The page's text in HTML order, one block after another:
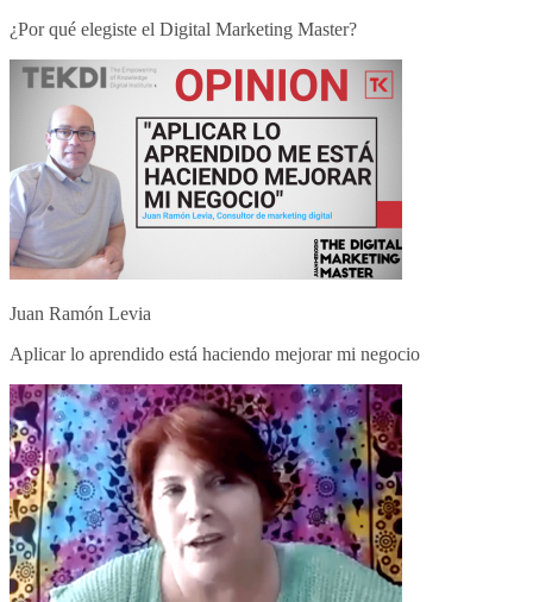
¿Por qué elegiste el Digital Marketing Master?
Juan Ramón Levia
Aplicar lo aprendido está haciendo mejorar mi negocio